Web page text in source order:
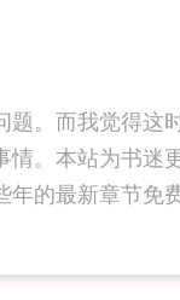
。而我觉得这
。本站为书迷
年的最新章节免